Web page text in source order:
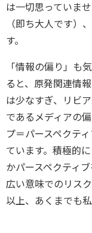
は一切思っていま
（即ち大人です）
す。
「情報の偏り」も
ると、原発関連情
は少なすぎ、リビ
であるメディアの
プ＝パースペクテ
ています。積極的
かパースペクティ
広い意味でのリス
以上、あくまでも